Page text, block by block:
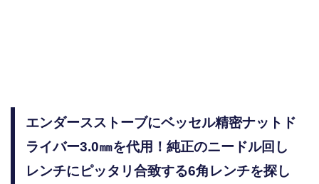
エンダースストーブにベッセル精密ナットド
ライバー3.0㎜を代用！純正のニードル回し
レンチにピッタリ合致する6角レンチを探し